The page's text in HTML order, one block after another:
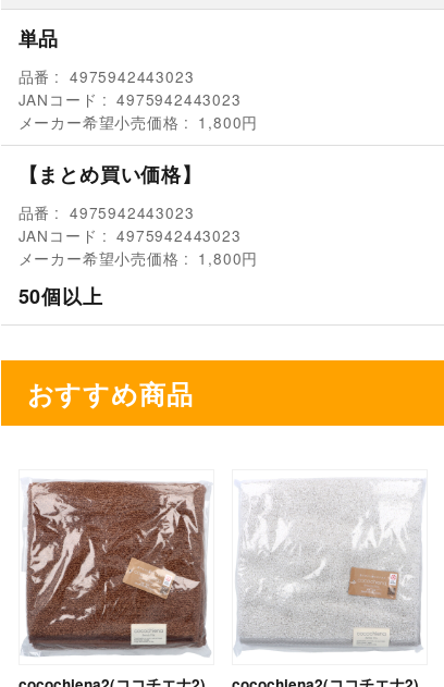
単品
品番
4975942443023
JANコード
4975942443023
メーカー希望小売価格
1,800円
【まとめ買い価格】
品番
4975942443023
JANコード
4975942443023
メーカー希望小売価格
1,800円
50個以上
おすすめ商品